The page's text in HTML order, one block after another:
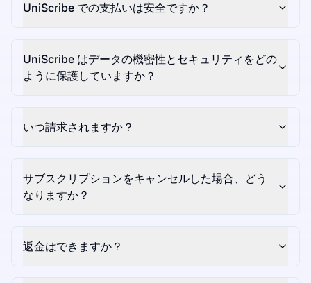
UniScribe での支払いは安全ですか？
UniScribe はデータの機密性とセキュリティをどの
ように保護していますか？
いつ請求されますか？
サブスクリプションをキャンセルした場合、どう
なりますか？
返金はできますか？